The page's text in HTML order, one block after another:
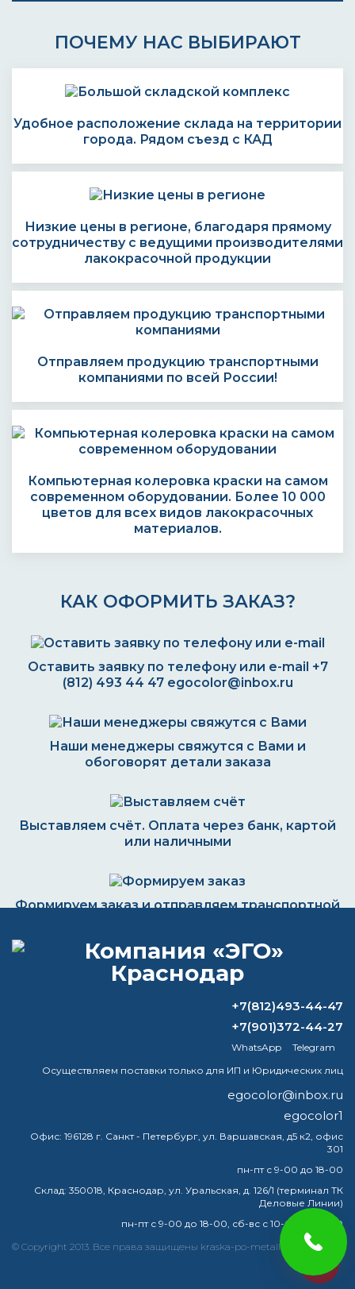
ПОЧЕМУ НАС ВЫБИРАЮТ
Удобное расположение склада на территории
города. Рядом съезд с КАД
Низкие цены в регионе, благодаря прямому
сотрудничеству с ведущими производителями
лакокрасочной продукции
Отправляем продукцию транспортными
компаниями по всей России!
Компьютерная колеровка краски на самом
современном оборудовании. Более 10 000
цветов для всех видов лакокрасочных
материалов.
КАК ОФОРМИТЬ ЗАКАЗ?
Оставить заявку по телефону или e-mail +7
(812) 493 44 47 egocolor@inbox.ru
Наши менеджеры свяжутся с Вами и
обоговорят детали заказа
Выставляем счёт. Оплата через банк, картой
или наличными
Формируем заказ и отправляем транспортной
ВОПРОС-ОТВЕТ
Правила нанесения грунтовки
Что разъедает ацетон?
certa plast графит темный банка 10 кг
краска эмаль купить грунт
металла
+7(812)493-44-47
+7(901)372-44-27
WhatsApp
Telegram
Осуществляем поставки только для ИП и Юридических лиц
egocolor@inbox.ru
egocolor1
Офис: 196128 г. Санкт - Петербург, ул. Варшавская, д5 к2, офис
301
пн-пт с 9-00 до 18-00
Склад: 350018, Краснодар, ул. Уральская, д. 126/1 (терминал ТК
Деловые Линии)
пн-пт с 9-00 до 18-00, сб-вс с 10-00 до 16-00
© Copyright 2013. Все права защищены kraska-po-metallu-kuban.ru